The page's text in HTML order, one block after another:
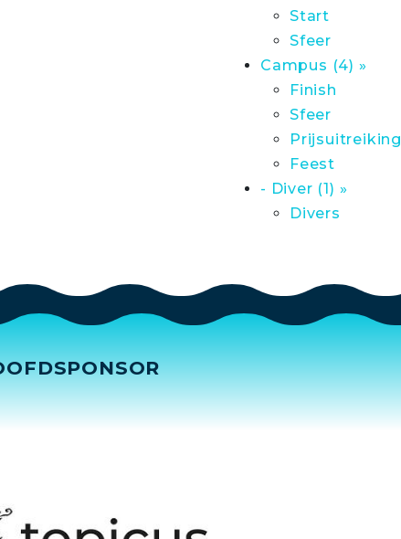
Start
Sfeer
Campus (4) »
Finish
Sfeer
Prijsuitreiking
Feest
- Diver (1) »
Divers